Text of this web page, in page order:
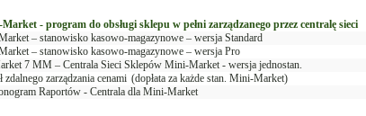
- program do obsługi sklepu w pełni zarządzanego przez centralę sieci
– stanowisko kasowo-magazynowe – wersja Standard
– stanowisko kasowo-magazynowe – wersja Pro
7 MM – Centrala Sieci Sklepów Mini-Market - wersja jednostan.
zdalnego zarządzania cenami (dopłata za każde stan. Mini-Market)
Raportów - Centrala dla Mini-Market